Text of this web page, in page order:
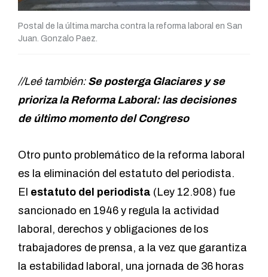
Postal de la última marcha contra la reforma laboral en San
Juan. Gonzalo Paez.
//Leé también: Se posterga Glaciares y se
prioriza la Reforma Laboral: las decisiones
de último momento del Congreso
Otro punto problemático de la reforma laboral
es la eliminación del estatuto del periodista.
El estatuto del periodista (Ley 12.908) fue
sancionado en 1946 y regula la actividad
laboral, derechos y obligaciones de los
trabajadores de prensa, a la vez que garantiza
la estabilidad laboral, una jornada de 36 horas